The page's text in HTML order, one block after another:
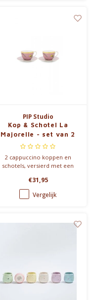
PIP Studio
Kop & Schotel La
Majorelle - set van 2
2 cappuccino koppen en
schotels, versierd met een
bloemen en vogels. Verpakt in
mooi geschenkdoosje.
€31,95
Vergelijk